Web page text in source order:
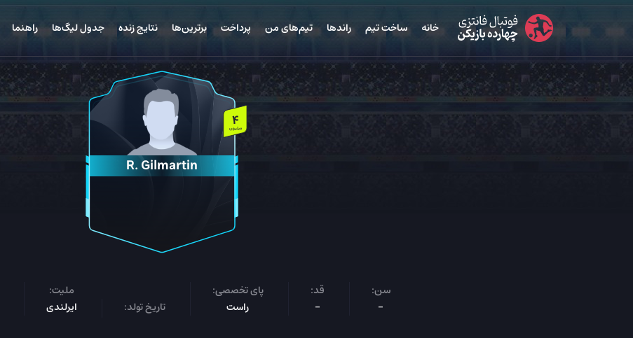
خانه ساخت تیم راندها تیم‌های من پرداخت برترین‌ها نتایج زنده جدول لیگ‌ها راهنما
R. Gilmartin
4
میلیون
سن:
-
قد:
-
پای تخصصی:
راست
تاریخ تولد:
ملیت:
ایرلندی